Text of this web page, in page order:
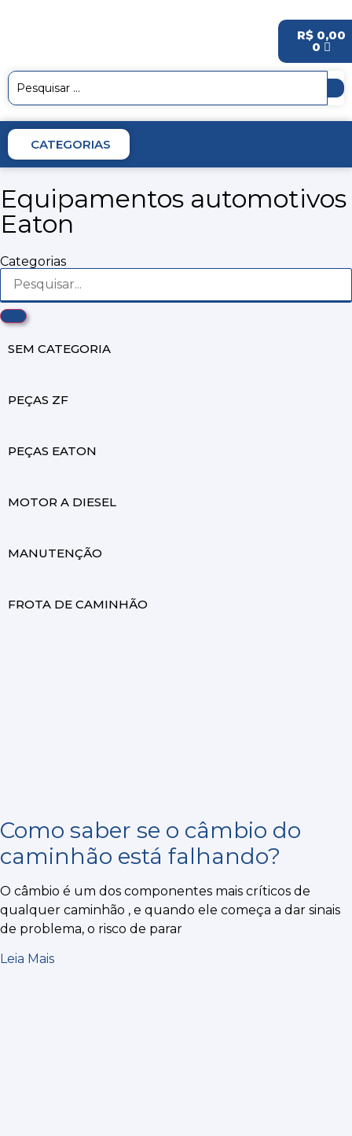
R$0,00
0
CATEGORIAS
Equipamentos automotivos
Eaton
Categorias
SEM CATEGORIA
PEÇAS ZF
PEÇAS EATON
MOTOR A DIESEL
MANUTENÇÃO
FROTA DE CAMINHÃO
Como saber se o câmbio do
caminhão está falhando?
O câmbio é um dos componentes mais críticos de
qualquer caminhão , e quando ele começa a dar sinais
de problema, o risco de parar
Leia Mais